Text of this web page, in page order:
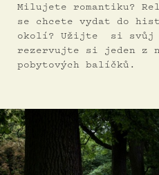
Milujete romantiku?
se chcete vydat do
okolí? Užijte si svůj
rezervujte si jeden z
pobytových balíčků.